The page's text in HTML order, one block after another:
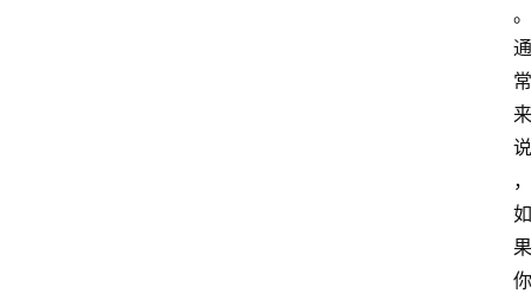
。
通
常
来
说
，
如
果
你